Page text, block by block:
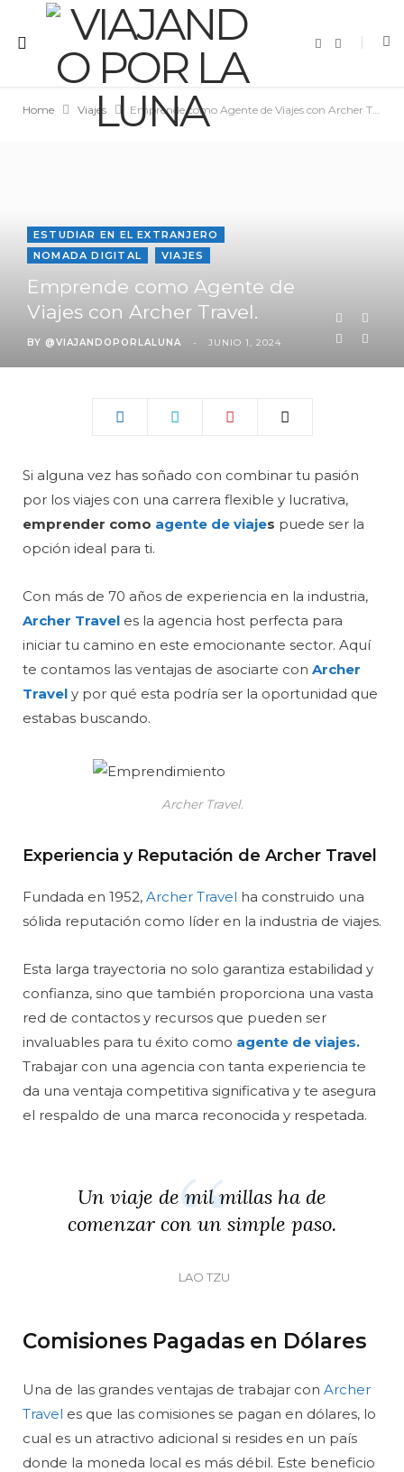
o
r
Home Viajes Emprende como Agente de Viajes con Archer Travel.
ESTUDIAR EN EL EXTRANJERO
NOMADA DIGITAL
VIAJES
Emprende como Agente de
Viajes con Archer Travel.
BY @VIAJANDOPORLALUNA JUNIO 1, 2024
Si alguna vez has soñado con combinar tu pasión
por los viajes con una carrera flexible y lucrativa,
emprender como agente de viajes puede ser la
opción ideal para ti.
Con más de 70 años de experiencia en la industria,
Archer Travel es la agencia host perfecta para
iniciar tu camino en este emocionante sector. Aquí
te contamos las ventajas de asociarte con Archer
Travel y por qué esta podría ser la oportunidad que
estabas buscando.
Archer Travel.
Experiencia y Reputación de Archer Travel
Fundada en 1952, Archer Travel ha construido una
sólida reputación como líder en la industria de viajes.
Esta larga trayectoria no solo garantiza estabilidad y
confianza, sino que también proporciona una vasta
red de contactos y recursos que pueden ser
invaluables para tu éxito como agente de viajes.
Trabajar con una agencia con tanta experiencia te
da una ventaja competitiva significativa y te asegura
el respaldo de una marca reconocida y respetada.
Un viaje de mil millas ha de
comenzar con un simple paso.
LAO TZU
Comisiones Pagadas en Dólares
Una de las grandes ventajas de trabajar con Archer
Travel es que las comisiones se pagan en dólares, lo
cual es un atractivo adicional si resides en un país
donde la moneda local es más débil. Este beneficio